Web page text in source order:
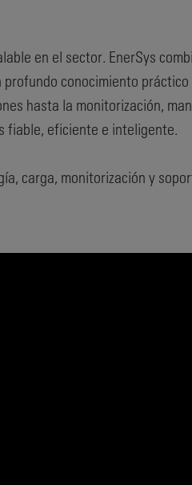
en el sector. EnerSys
conocimiento
hasta la monitorización,
fiable, eficiente e inteligente.
carga, monitorización y